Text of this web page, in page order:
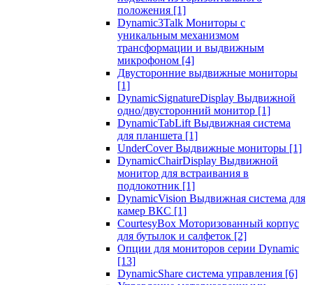
положения [1]
Dynamic3Talk Мониторы с
уникальным механизмом
трансформации и выдвижным
микрофоном [4]
Двусторонние выдвижные мониторы
[1]
DynamicSignatureDisplay Выдвижной
одно/двусторонний монитор [1]
DynamicTabLift Выдвижная система
для планшета [1]
UnderCover Выдвижные мониторы [1]
DynamicChairDisplay Выдвижной
монитор для встраивания в
подлокотник [1]
DynamicVision Выдвижная система для
камер ВКС [1]
CourtesyBox Моторизованный корпус
для бутылок и салфеток [2]
Опции для мониторов серии Dynamic
[13]
DynamicShare система управления [6]